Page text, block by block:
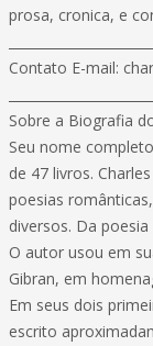
prosa, cronica, e
Contato E-mail:
Sobre a Biografia
Seu nome
de 47 livros.
poesias
diversos. Da
O autor usou em
Gibran, em
Em seus dois
escrito